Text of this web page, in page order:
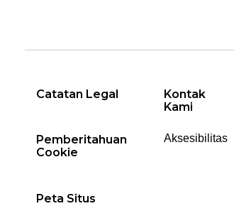
Catatan Legal
Pemberitahuan
Cookie
Peta Situs
Kontak
Kami
Aksesibilitas